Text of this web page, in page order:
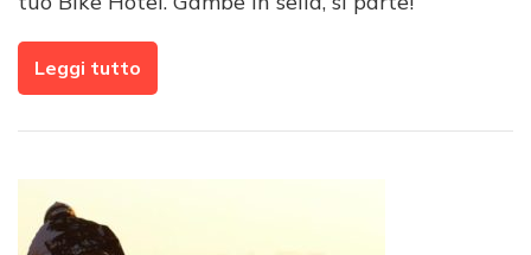
Leggi tutto